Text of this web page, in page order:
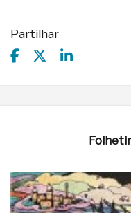
Partilhar